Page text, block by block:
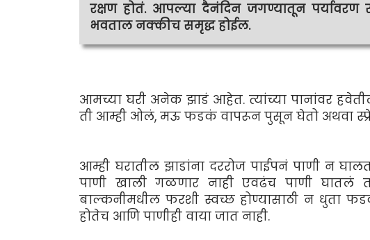
रक्षण होतं. आपल्या दैनंदिन जगण्यातून पर्यावरण
भवताल नक्कीच समृद्ध होईल.
आमच्या घरी अनेक झाडं आहेत. त्यांच्या पानांवर
ती आम्ही ओलं, मऊ फडकं वापरून पुसून घेतो अथवा स्प्रे
आम्ही घरातील झाडांना दररोज पाईपनं पाणी न
पाणी खाली गळणार नाही एवढंच पाणी घातलं
बाल्कनीमधील फरशी स्वच्छ होण्यासाठी न धुता
होतेच आणि पाणीही वाया जात नाही.